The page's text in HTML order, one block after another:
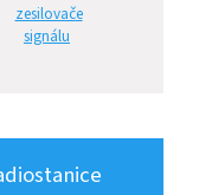
zesilovače
signálu